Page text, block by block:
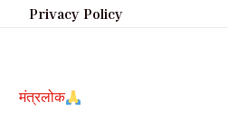
Privacy Policy
मंत्रलोक